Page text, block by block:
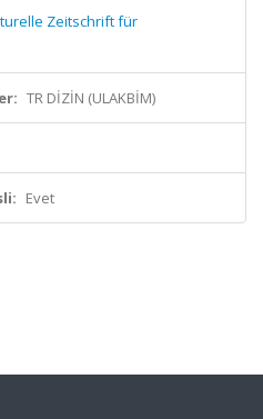
Zeitschrift für
TR DİZİN (ULAKBİM)
Evet